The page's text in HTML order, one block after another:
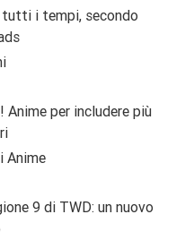
i tempi, secondo
Anime per includere più
Anime
9 di TWD: un nuovo